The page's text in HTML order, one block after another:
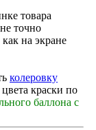
товара
точно
на экране
колеровку
краски по
баллона с